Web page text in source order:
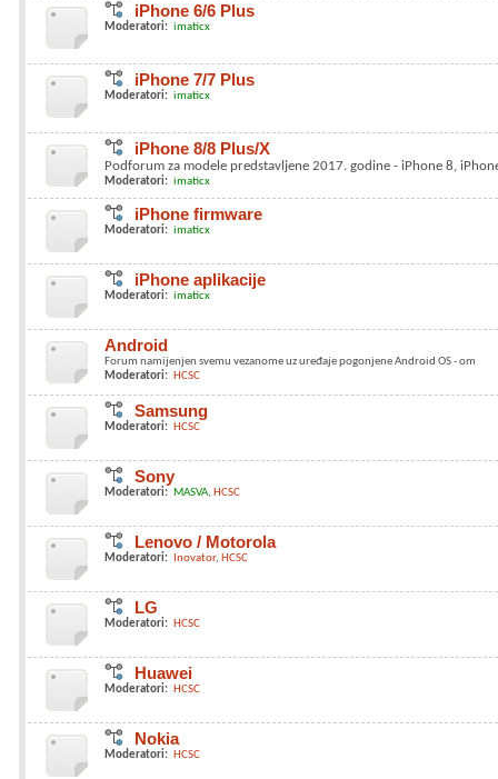
iPhone 6/6 Plus
Moderatori: imaticx
iPhone 7/7 Plus
Moderatori: imaticx
iPhone 8/8 Plus/X
Podforum za modele predstavljene 2017. godine - iPhone 8,
Moderatori: imaticx
iPhone firmware
Moderatori: imaticx
iPhone aplikacije
Moderatori: imaticx
Android
Forum namijenjen svemu vezanome uz uređaje pogonjene Android OS - om
Moderatori: HCSC
Samsung
Moderatori: HCSC
Sony
Moderatori: MASVA HCSC
Lenovo / Motorola
Moderatori: Inovator HCSC
LG
Moderatori: HCSC
Huawei
Moderatori: HCSC
Nokia
Moderatori: HCSC